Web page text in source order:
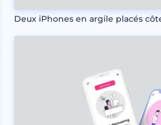
Deux iPhones en argile placés